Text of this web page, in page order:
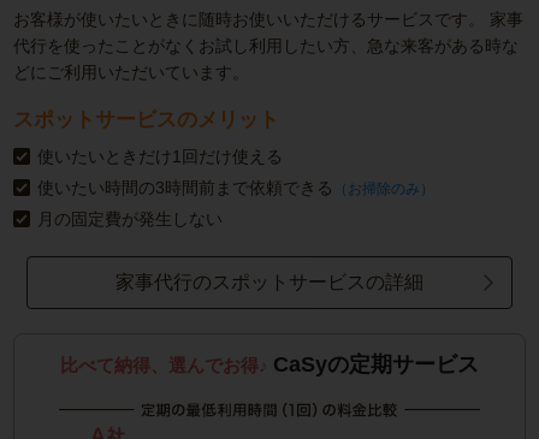
お客様が使いたいときに随時お使いいただけるサービスです。
家事
代行を使ったことがなくお試し利用したい方、急な来客がある時な
どにご利用いただいています。
スポットサービスのメリット
使いたいときだけ1回だけ使える
使いたい時間の3時間前まで依頼できる
（お掃除のみ）
月の固定費が発生しない
家事代行のスポットサービスの詳細
比べて納得、選んでお得♪ CaSyの定期サービス